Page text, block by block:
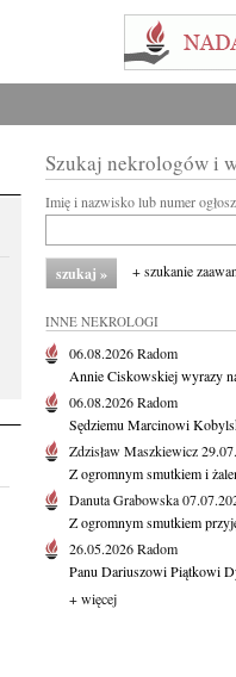
Szukaj nekrologów i
Imię i nazwisko lub numer
+ szukanie
INNE NEKROLOGI
06.08.2026Radom
Annie Ciskowskiej wyrazy
06.08.2026Radom
Sędziemu Marcinowi
Zdzisław Maszkiewicz
Z ogromnym smutkiem i
Danuta Grabowska
Z ogromnym smutkiem
26.05.2026Radom
Panu Dariuszowi Piątkowi
+ więcej